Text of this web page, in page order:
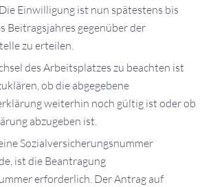
Einwilligung ist nun spätestens bis
Beitragsjahres gegenüber der
zu erteilen.
des Arbeitsplatzes zu beachten ist
ob die abgegebene
weiterhin noch gültig ist oder ob
abzugeben ist.
Sozialversicherungsnummer
ist die Beantragung
erforderlich. Der Antrag auf